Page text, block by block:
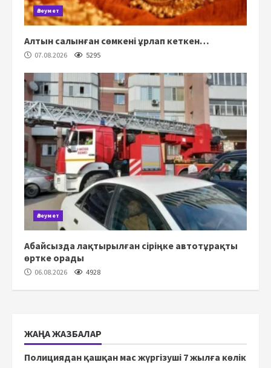
Әлеумет
Алтын салынған сөмкені ұрлап кеткен…
07.08.2026 5295
Әлеумет
Абайсызда лақтырылған сіріңке автотұрақты
өртке орады
06.08.2026 4928
ЖАҢА ЖАЗБАЛАР
Полициядан қашқан мас жүргізуші 7 жылға көлік